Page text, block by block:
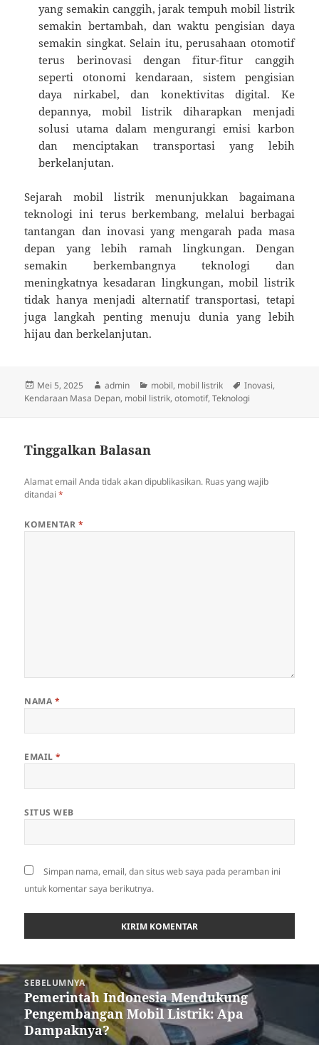
yang semakin canggih, jarak tempuh mobil listrik
semakin bertambah, dan waktu pengisian daya
semakin singkat. Selain itu, perusahaan otomotif
terus berinovasi dengan fitur-fitur canggih
seperti otonomi kendaraan, sistem pengisian
daya nirkabel, dan konektivitas digital. Ke
depannya, mobil listrik diharapkan menjadi
solusi utama dalam mengurangi emisi karbon
dan menciptakan transportasi yang lebih
berkelanjutan.
Sejarah mobil listrik menunjukkan bagaimana
teknologi ini terus berkembang, melalui berbagai
tantangan dan inovasi yang mengarah pada masa
depan yang lebih ramah lingkungan. Dengan
semakin berkembangnya teknologi dan
meningkatnya kesadaran lingkungan, mobil listrik
tidak hanya menjadi alternatif transportasi, tetapi
juga langkah penting menuju dunia yang lebih
hijau dan berkelanjutan.
Diposkan
pada
Mei 5, 2025 Penulis
admin Kategori
mobil, mobil listrik Tag
Inovasi,
Kendaraan Masa Depan, mobil listrik,otomotif,Teknologi
Tinggalkan Balasan
Alamat email Anda tidak akan dipublikasikan. Ruas yang wajib
ditandai*
KOMENTAR *
NAMA *
EMAIL*
SITUS WEB
Simpan nama, email, dan situs web saya pada peramban ini
untuk komentar saya berikutnya.
Navigasi
pos
SEBELUMNYA
Pos
sebelumnya:
Pemerintah Indonesia Mendukung
Pengembangan Mobil Listrik: Apa
Dampaknya?